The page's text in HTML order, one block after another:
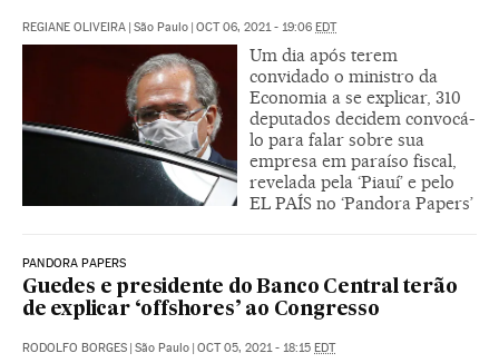
REGIANE OLIVEIRA | São Paulo | OCT 06, 2021 - 19:06 EDT
Um dia após terem
convidado o ministro da
Economia a se explicar, 310
deputados decidem convocá-
lo para falar sobre sua
empresa em paraíso fiscal,
revelada pela ‘Piauí’ e pelo
EL PAÍS no ‘Pandora Papers’
PANDORA PAPERS
Guedes e presidente do Banco Central terão
de explicar ‘offshores’ ao Congresso
RODOLFO BORGES | São Paulo | OCT 05, 2021 - 18:15 EDT